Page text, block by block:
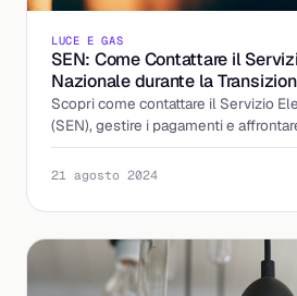
LUCE E GAS
SEN: Come Contattare il
Nazionale durante la
Scopri come contattare il Servizio
(SEN), gestire i pagamenti e
mercato libero dell'energia.
21 agosto 2024